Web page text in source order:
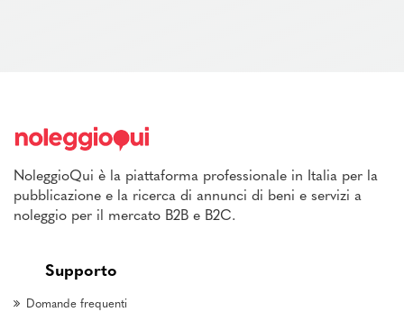
NoleggioQui è la piattaforma professionale in Italia per la
pubblicazione e la ricerca di annunci di beni e servizi a
noleggio per il mercato B2B e B2C.
Supporto
Domande frequenti